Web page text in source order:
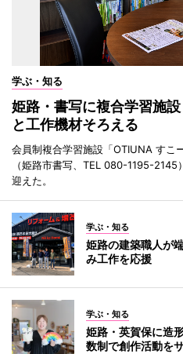
学ぶ・知る
姫路・書写に複合学習施
と工作機材そろえる
会員制複合学習施設「OTIUNA すこ
（姫路市書写、TEL 080-1195-
迎えた。
学ぶ・知る
姫路の建築職人が
み工作を応援
学ぶ・知る
姫路・英賀保に造
数制で創作活動を